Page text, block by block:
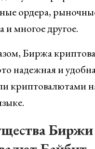
ордера,
и многое другое.
Биржа
надежная и
криптовалютами
Биржи